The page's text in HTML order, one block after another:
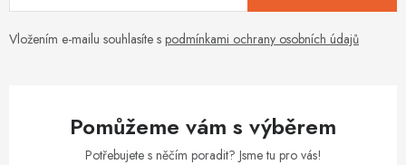
Vložením e-mailu souhlasíte s podmínkami ochrany osobních údajů
Pomůžeme vám s výběrem
Potřebujete s něčím poradit? Jsme tu pro vás!